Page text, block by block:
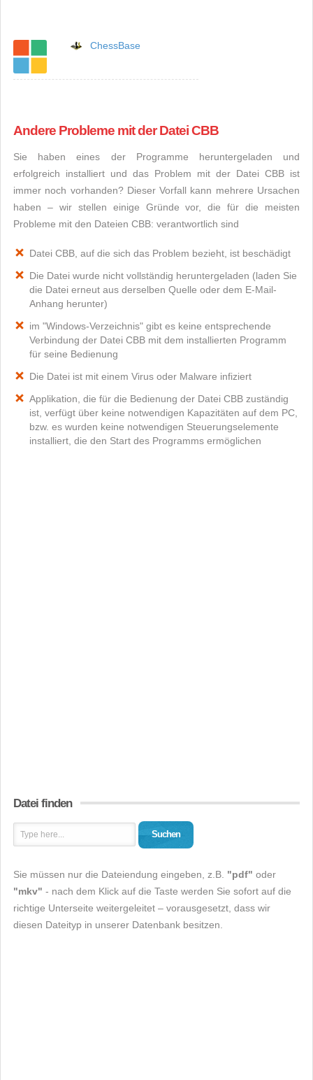
ChessBase
Andere Probleme mit der Datei CBB
Sie haben eines der Programme heruntergeladen und
erfolgreich installiert und das Problem mit der Datei CBB ist
immer noch vorhanden? Dieser Vorfall kann mehrere Ursachen
haben – wir stellen einige Gründe vor, die für die meisten
Probleme mit den Dateien CBB: verantwortlich sind
Datei CBB, auf die sich das Problem bezieht, ist beschädigt
Die Datei wurde nicht vollständig heruntergeladen (laden Sie
die Datei erneut aus derselben Quelle oder dem E-Mail-
Anhang herunter)
im "Windows-Verzeichnis" gibt es keine entsprechende
Verbindung der Datei CBB mit dem installierten Programm
für seine Bedienung
Die Datei ist mit einem Virus oder Malware infiziert
Applikation, die für die Bedienung der Datei CBB zuständig
ist, verfügt über keine notwendigen Kapazitäten auf dem PC,
bzw. es wurden keine notwendigen Steuerungselemente
installiert, die den Start des Programms ermöglichen
Datei finden
Suchen
Sie müssen nur die Dateiendung eingeben, z.B. "pdf" oder
"mkv" - nach dem Klick auf die Taste werden Sie sofort auf die
richtige Unterseite weitergeleitet – vorausgesetzt, dass wir
diesen Dateityp in unserer Datenbank besitzen.